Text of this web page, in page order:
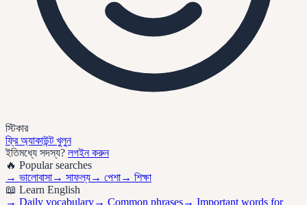
স্টিকার
ফ্রি অ্যাকাউন্ট খুলুন
ইতিমধ্যে সদস্য? লগইন করুন
🔥 Popular searches
→ ভালোবাসা→ সাফল্য→ পেশা→ শিক্ষা
📖 Learn English
→ Daily vocabulary→ Common phrases→ Important words for